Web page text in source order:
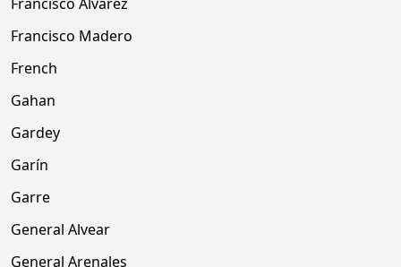
Francisco Madero
French
Gahan
Gardey
Garín
Garre
General Alvear
General Arenales